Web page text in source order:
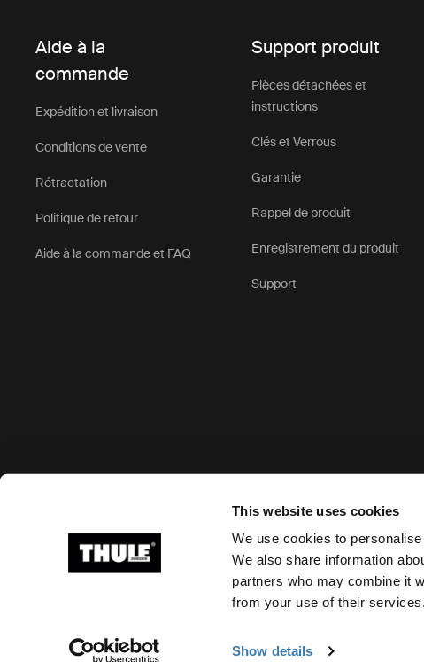
This website uses cookies
We use cookies to
We also share information
partners who may combine it
from your use of their services.
Show details
Aide à la
commande
Expédition et livraison
Conditions de vente
Rétractation
Politique de retour
Aide à la commande et FAQ
Support produit
Pièces détachées et
instructions
Clés et Verrous
Garantie
Rappel de produit
Enregistrement du produit
Support
Ⓒ 2026 Thule Group Tous droits réservés